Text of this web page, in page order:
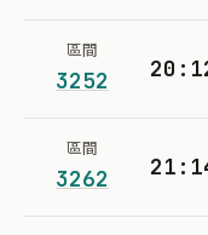
區間
3252
區間
3262